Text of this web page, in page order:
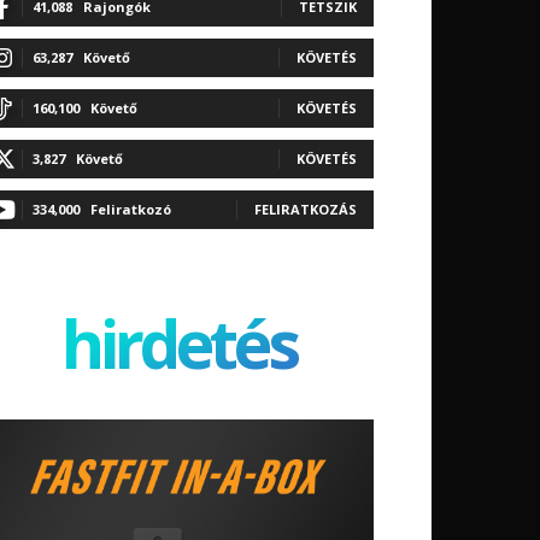
41,088 Rajongók TETSZIK
63,287 Követő KÖVETÉS
160,100 Követő KÖVETÉS
3,827 Követő KÖVETÉS
334,000 Feliratkozó FELIRATKOZÁS
hirdetés